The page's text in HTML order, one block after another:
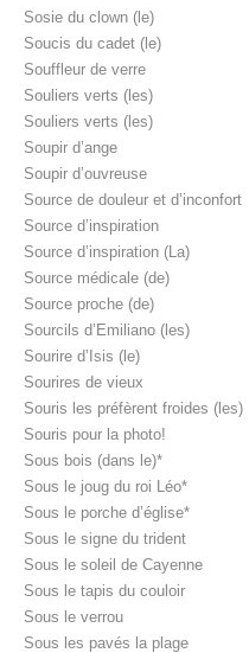
Sosie du clown (le)
Soucis du cadet (le)
Souffleur de verre
Souliers verts (les)
Souliers verts (les)
Soupir d’ange
Soupir d’ouvreuse
Source de douleur et d’inconfort
Source d’inspiration
Source d’inspiration (La)
Source médicale (de)
Source proche (de)
Sourcils d’Emiliano (les)
Sourire d’Isis (le)
Sourires de vieux
Souris les préfèrent froides (les)
Souris pour la photo!
Sous bois (dans le)*
Sous le joug du roi Léo*
Sous le porche d’église*
Sous le signe du trident
Sous le soleil de Cayenne
Sous le tapis du couloir
Sous le verrou
Sous les pavés la plage